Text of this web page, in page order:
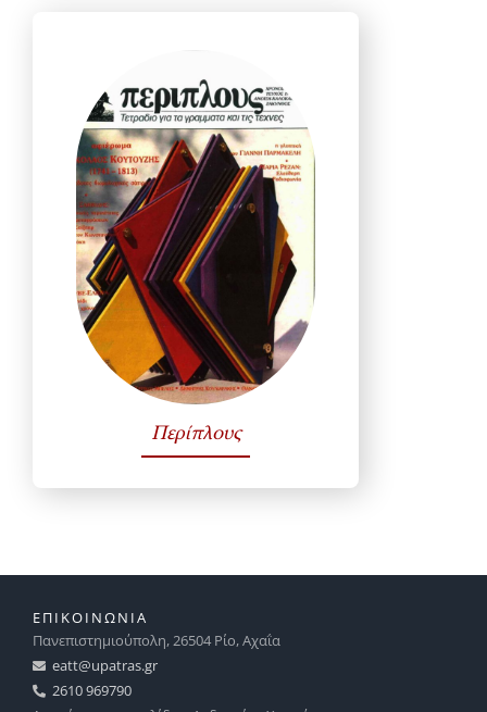
Περίπλους
ΕΠΙΚΟΙΝΩΝΙΑ
Πανεπιστημιούπολη, 26504 Ρίο, Αχαΐα
eatt@upatras.gr
2610 969790